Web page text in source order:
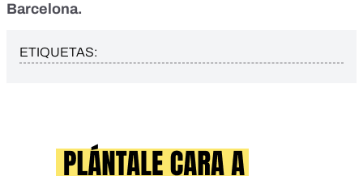
Barcelona.
ETIQUETAS: